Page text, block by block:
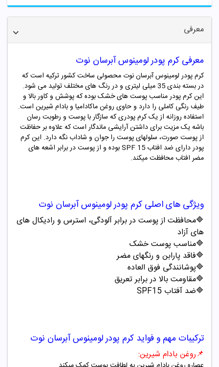
معرفی
معرفی کرم پودر لومینوس آبرسان نوت
کرم پودر لومینوس آبرسان نوت محصولی ساخت کشور ترکیه است که
در بسته بندی 35 میلی لیتری و در رنگ های مختلف تولید می شود.
این کرم پودر مناسب پوست های خشک بوده که پوشش و کاور بالا و
طیف رنگی کاملی را دارد و حاوی روغن ماکادامیا و بادام شیرین است.
استفاده روزانه از یک کرم پودری که سازگار با پوست و رطوبت رسان
باشه یک مزیت برای داشتن آرایشی ماندگار است که علاوه بر حفاظت
از پوست صورت، سلولهای پوست را جوان و شاداب نگه دارد. این کرم
پودر دارای ضد افتاب SPF 15بوده و از پوست در برابر اشعه های
مضر افتاب محافظت میکند.
ویژگی های اصلی کرم پودر لومینوس آبرسان نوت
🔷محافظت از پوست در برابر آلودگی، استرس و رادیکال های
های آزاد
🔷مناسب پوست خشک
🔷فاقد پارابن و رنگهای مضر
🔷پوشانندگی فوق العاده
🔷مقاومت بالا در برابر تعریق
🔷ضد آفتاب SPF15
ترکیبات مهم و فواید کرم پودر لومینوس آبرسان نوت
📌روغن بادام شیرین: